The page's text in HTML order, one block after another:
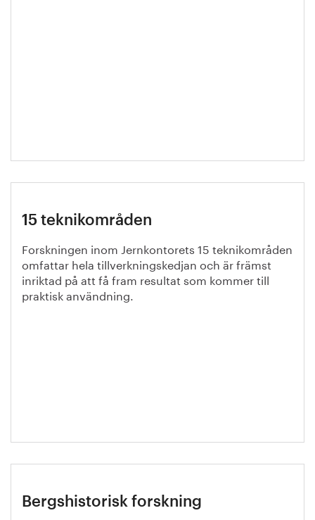
15 teknikområden
Forskningen inom Jernkontorets 15 teknikområden
omfattar hela tillverkningskedjan och är främst
inriktad på att få fram resultat som kommer till
praktisk användning.
Bergshistorisk forskning